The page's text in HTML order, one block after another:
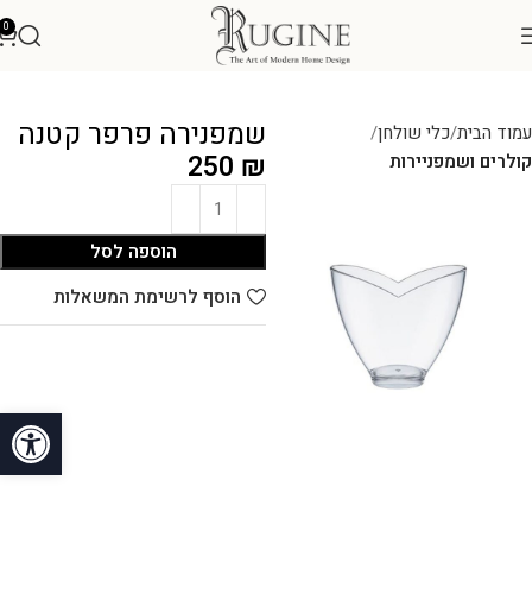
פתח
0
עמוד הבית כלי שולחן
קולרים ושמפניירות
שמפנירה פרפר קטנה
250 ₪
הוספה לסל
הוסף לרשימת המשאלות